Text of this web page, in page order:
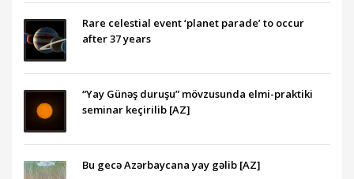
Rare celestial event ‘planet parade’ to occur
after 37 years
“Yay Günəş duruşu” mövzusunda elmi-praktiki
seminar keçirilib [AZ]
Bu gecə Azərbaycana yay gəlib [AZ]